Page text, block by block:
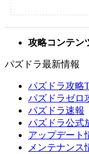
攻略コンテン
パズドラ最新情報
パズドラ攻略
パズドラゼロ
パズドラ速報
パズドラ公式
アップデート
メンテナンス